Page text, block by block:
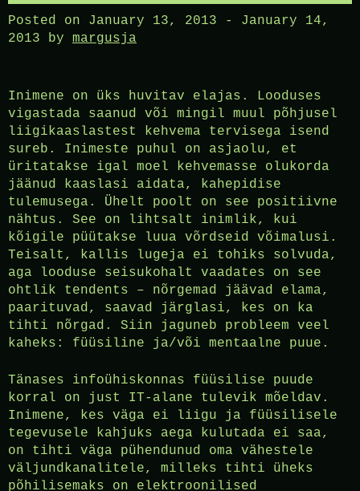
Posted on January 13, 2013 - January 14,
2013 by margusja
Inimene on üks huvitav elajas. Looduses
vigastada saanud või mingil muul põhjusel
liigikaaslastest kehvema tervisega isend
sureb. Inimeste puhul on asjaolu, et
üritatakse igal moel kehvemasse olukorda
jäänud kaaslasi aidata, kahepidise
tulemusega. Ühelt poolt on see positiivne
nähtus. See on lihtsalt inimlik, kui
kõigile püütakse luua võrdseid võimalusi.
Teisalt, kallis lugeja ei tohiks solvuda,
aga looduse seisukohalt vaadates on see
ohtlik tendents – nõrgemad jäävad elama,
paarituvad, saavad järglasi, kes on ka
tihti nõrgad. Siin jaguneb probleem veel
kaheks: füüsiline ja/või mentaalne puue.
Tänases infoühiskonnas füüsilise puude
korral on just IT-alane tulevik mõeldav.
Inimene, kes väga ei liigu ja füüsilisele
tegevusele kahjuks aega kulutada ei saa,
on tihti väga pühendunud oma vähestele
väljundkanalitele, milleks tihti üheks
põhilisemaks on elektroonilised